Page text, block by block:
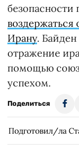
воздержаться
Ирану.
отражение
помощью
успехом.
Поделиться
Подготовил/ла